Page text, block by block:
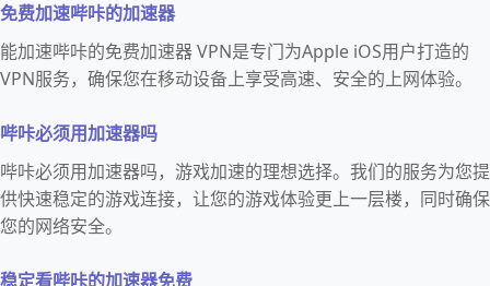
免费加速哔咔的加速器
能加速哔咔的免费加速器 VPN是专门为Apple iOS用户打造的
VPN服务，确保您在移动设备上享受高速、安全的上网体验。
哔咔必须用加速器吗
哔咔必须用加速器吗，游戏加速的理想选择。我们的服务为您提
供快速稳定的游戏连接，让您的游戏体验更上一层楼，同时确保
您的网络安全。
稳定看哔咔的加速器免费